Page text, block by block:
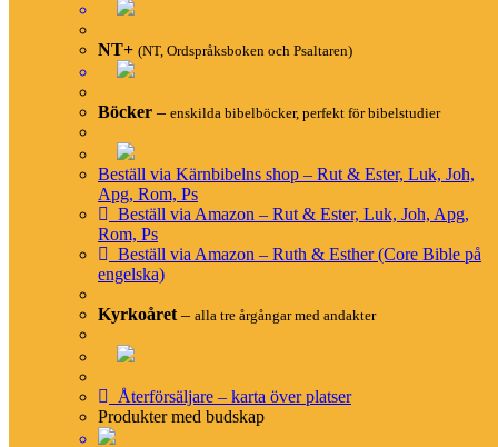
NT+ (NT, Ordspråksboken och Psaltaren)
Böcker – enskilda bibelböcker, perfekt för bibelstudier
Beställ via Kärnbibelns shop – Rut & Ester, Luk, Joh,
Apg, Rom, Ps
Beställ via Amazon – Rut & Ester, Luk, Joh, Apg,
Rom, Ps
Beställ via Amazon – Ruth & Esther (Core Bible på
engelska)
Kyrkoåret – alla tre årgångar med andakter
Återförsäljare – karta över platser
Produkter med budskap
Persongalleri
Lista på personer
Tidslinje
Familjeträd
Grundtexten BETA
Interlinjär version
Grekiskt/Svenskt lexikon
Arameiskt/svenskt lexikon
Hebreiskt/svenskt lexikon
Kategorier